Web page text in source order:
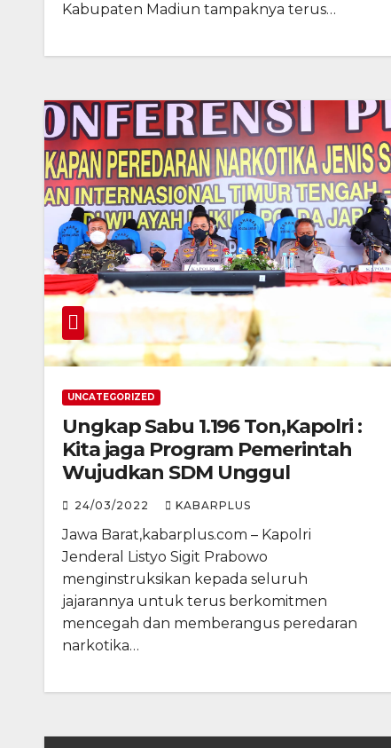
Kabupaten Madiun tampaknya terus…
UNCATEGORIZED
Ungkap Sabu 1.196 Ton,Kapolri :
Kita jaga Program Pemerintah
Wujudkan SDM Unggul
24/03/2022 KABARPLUS
Jawa Barat,kabarplus.com – Kapolri
Jenderal Listyo Sigit Prabowo
menginstruksikan kepada seluruh
jajarannya untuk terus berkomitmen
mencegah dan memberangus peredaran
narkotika…